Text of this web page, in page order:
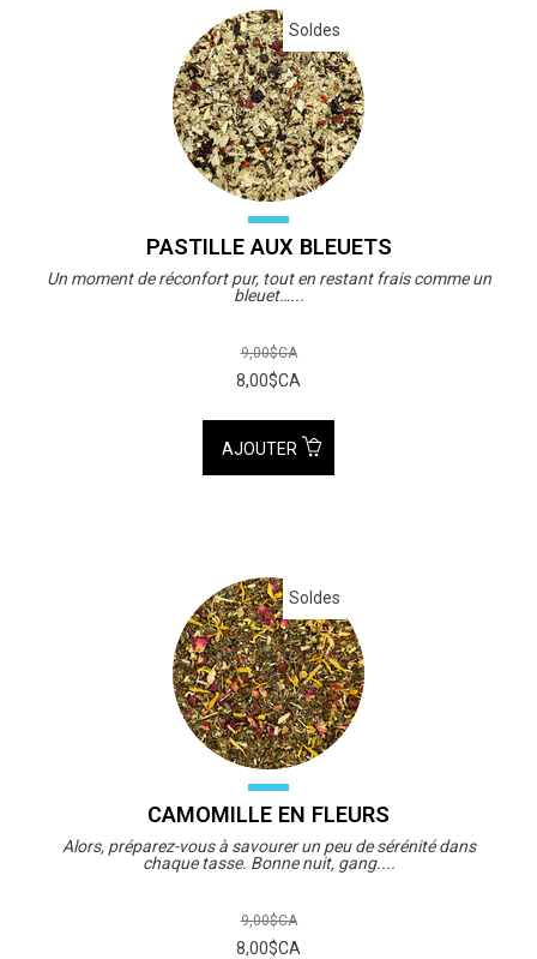
Soldes
PASTILLE AUX BLEUETS
Un moment de réconfort pur, tout en restant frais comme un
bleuet…...
9,00$CA
8,00$CA
AJOUTER
Soldes
CAMOMILLE EN FLEURS
Alors, préparez-vous à savourer un peu de sérénité dans
chaque tasse. Bonne nuit, gang....
9,00$CA
8,00$CA